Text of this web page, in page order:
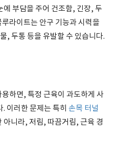
부담을 주어 건조함, 긴장, 두
라이트는 안구 기능과 시력을
, 두통 등을 유발할 수 있습니다.
하면, 특정 근육이 과도하게 사
이러한 문제는 특히 손목 터널
아니라, 저림, 따끔거림, 근육 경